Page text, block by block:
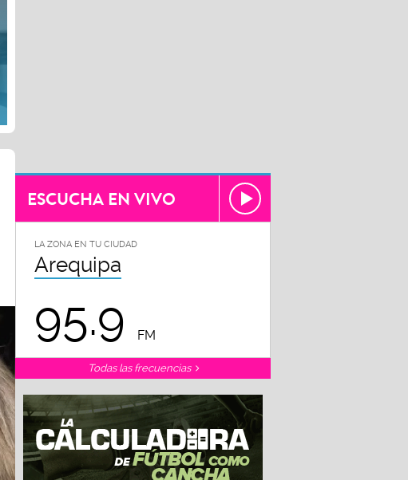
ESCUCHA EN VIVO
LA ZONA EN TU CIUDAD
Arequipa
95.9 FM
Todas las frecuencias